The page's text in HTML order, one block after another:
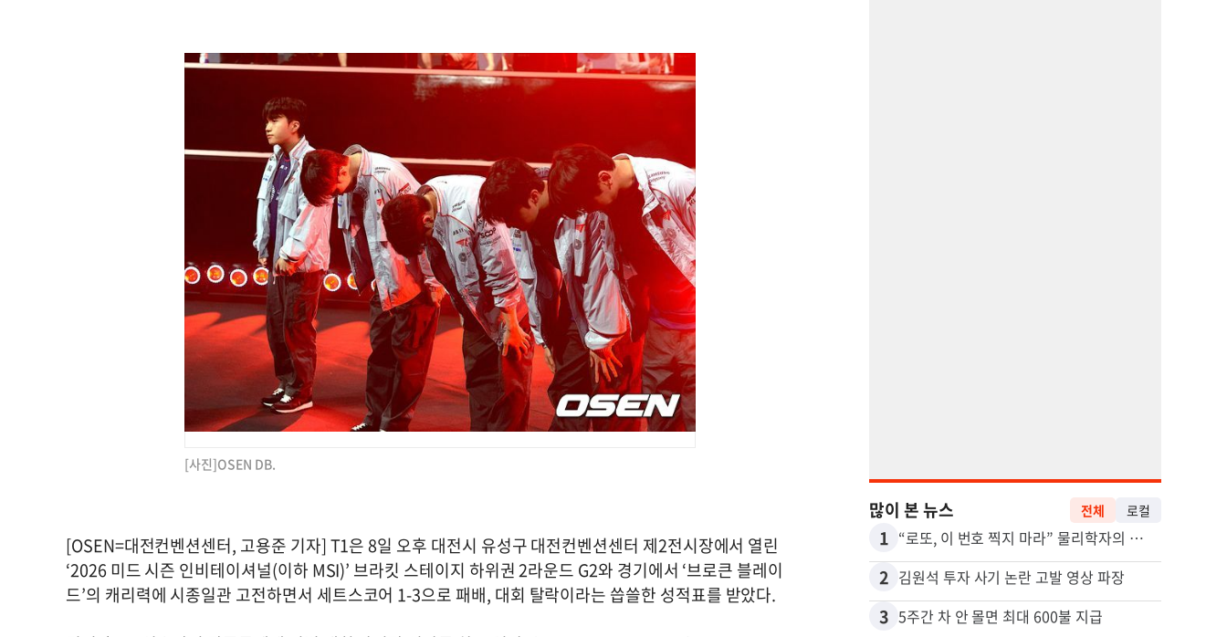
[사진]OSEN DB.
[OSEN=대전컨벤션센터, 고용준 기자] T1은 8일 오후 대전시 유성구 대전컨벤션센터 제2전시장에서 열린
‘2026 미드 시즌 인비테이셔널(이하 MSI)’ 브라킷 스테이지 하위권 2라운드 G2와 경기에서 ‘브로큰 블레이
드’의 캐리력에 시종일관 고전하면서 세트스코어 1-3으로 패배, 대회 탈락이라는 씁쓸한 성적표를 받았다.
많이 본 뉴스 전체 로컬
1 “로또, 이 번호 찍지 마라” 물리학자의 당첨금 높이는 비밀
2 김원석 투자 사기 논란 고발 영상 파장
3 5주간 차 안 몰면 최대 600불 지급